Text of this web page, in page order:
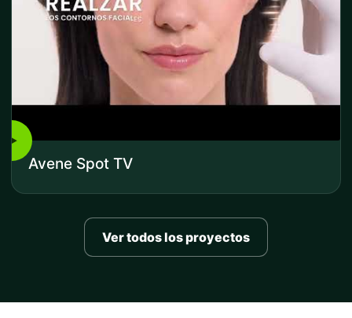
▶
Avene Spot TV
Ver todos los proyectos